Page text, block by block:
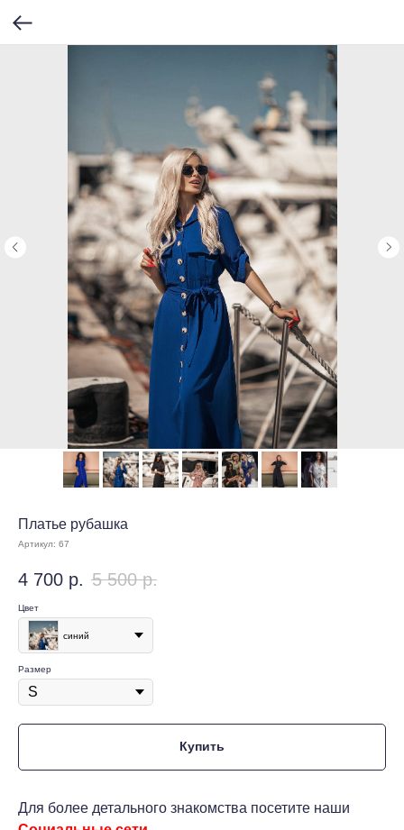
Платье рубашка
Артикул: 67
4 700 р. 5 500 р.
Цвет
синий
Размер
Купить
Для более детального знакомства посетите наши